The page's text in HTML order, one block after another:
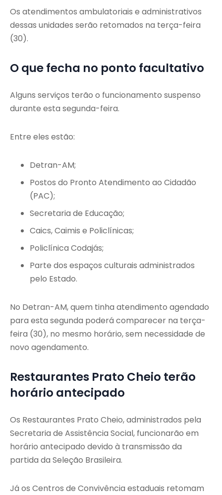
Os atendimentos ambulatoriais e administrativos
dessas unidades serão retomados na terça-feira
(30).
O que fecha no ponto facultativo
Alguns serviços terão o funcionamento suspenso
durante esta segunda-feira.
Entre eles estão:
Detran-AM;
Postos do Pronto Atendimento ao Cidadão
(PAC);
Secretaria de Educação;
Caics, Caimis e Policlínicas;
Policlínica Codajás;
Parte dos espaços culturais administrados
pelo Estado.
No Detran-AM, quem tinha atendimento agendado
para esta segunda poderá comparecer na terça-
feira (30), no mesmo horário, sem necessidade de
novo agendamento.
Restaurantes Prato Cheio terão
horário antecipado
Os Restaurantes Prato Cheio, administrados pela
Secretaria de Assistência Social, funcionarão em
horário antecipado devido à transmissão da
partida da Seleção Brasileira.
Já os Centros de Convivência estaduais retomam